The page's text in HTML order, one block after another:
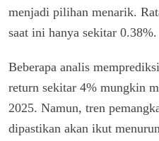
menjadi pilihan menarik.
saat ini hanya sekitar 0.38%.
Beberapa analis
return sekitar 4% mungkin
2025. Namun, tren
dipastikan akan ikut